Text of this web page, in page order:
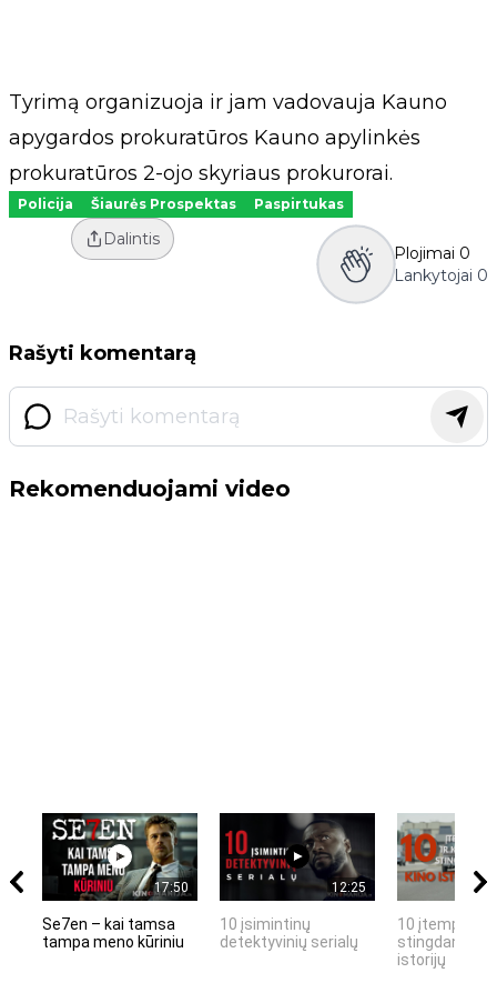
Tyrimą organizuoja ir jam vadovauja Kauno
apygardos prokuratūros Kauno apylinkės
prokuratūros 2-ojo skyriaus prokurorai.
Policija Šiaurės Prospektas Paspirtukas
Dalintis
Plojimai 0
Lankytojai 0
Rašyti komentarą
Rekomenduojami video
17:50
Se7en – kai tamsa
tampa meno kūriniu
12:25
10 įsimintinų
detektyvinių serialų
10 įtemptų,
stingdančių
istorijų